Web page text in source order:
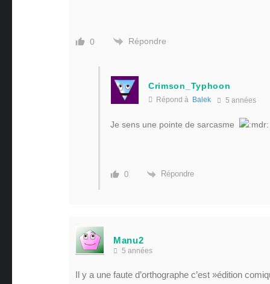
0 Répondre
Crimson_Typhoon
Répond à Balek 5 années
Je sens une pointe de sarcasme
0 Répondre
Manu2
5 années
Il y a une faute d’orthographe c’est »édition